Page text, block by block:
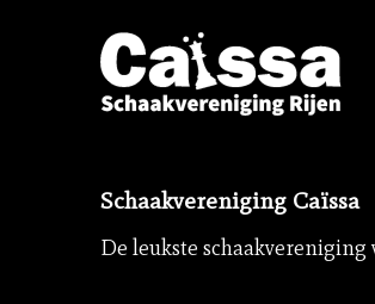
Schaakvereniging Caïssa
De leukste schaakvereniging